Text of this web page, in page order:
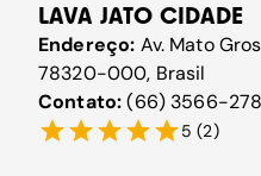
LAVA JATO CIDADE
Endereço: Av. Mato
78320-000, Brasil
Contato:(66) 3566-
5 (2)